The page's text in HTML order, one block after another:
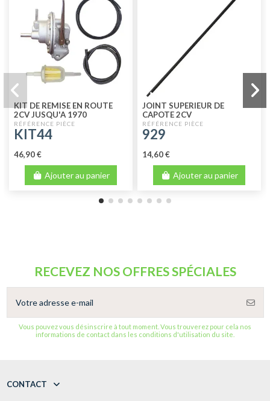
KIT DE REMISE EN ROUTE
2CV JUSQU'A 1970
KIT44
46,90 €
Ajouter au panier
JOINT SUPERIEUR DE
CAPOTE 2CV
929
14,60 €
Ajouter au panier
RECEVEZ NOS OFFRES SPÉCIALES
Vous pouvez vous désinscrire à tout moment. Vous trouverez pour cela nos
informations de contact dans les conditions d'utilisation du site.
CONTACT